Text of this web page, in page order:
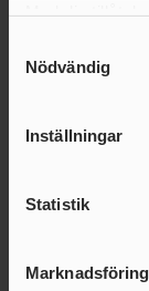
som kan
Du kan ändra
Vi använder
Nödvändig
Inställningar
Statistik
Marknadsföring